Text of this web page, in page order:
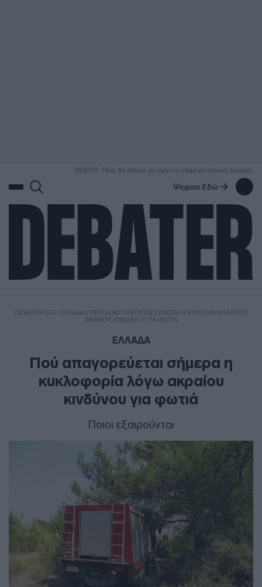
DEBATE: Πότε θα θέλατε να γίνουν οι επόμενες εθνικές εκλογές;
Ψήφισε Εδώ
DEBATER.GR / ΕΛΛΑΔΑ/ ΠΟΎ ΑΠΑΓΟΡΕΎΕΤΑΙ ΣΉΜΕΡΑ Η ΚΥΚΛΟΦΟΡΊΑ ΛΌΓΩ
ΑΚΡΑΊΟΥ ΚΙΝΔΎΝΟΥ ΓΙΑ ΦΩΤΙΆ
ΕΛΛΑΔΑ
Πού απαγορεύεται σήμερα η
κυκλοφορία λόγω ακραίου
κινδύνου για φωτιά
Ποιοι εξαιρούνται